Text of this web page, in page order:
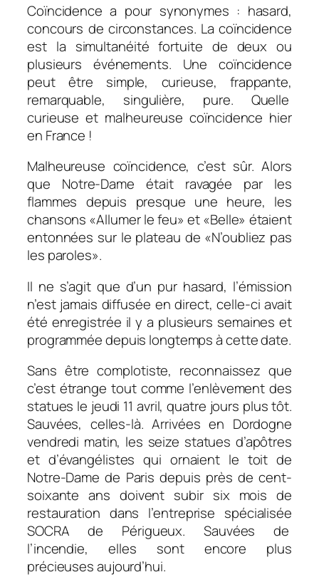
Coïncidence a pour synonymes : hasard,
concours de circonstances. La coïncidence
est la simultanéité fortuite de deux ou
plusieurs événements. Une coïncidence
peut être simple, curieuse, frappante,
remarquable, singulière, pure. Quelle
curieuse et malheureuse coïncidence hier
en France !
Malheureuse coïncidence, c’est sûr. Alors
que Notre-Dame était ravagée par les
flammes depuis presque une heure, les
chansons «Allumer le feu» et «Belle» étaient
entonnées sur le plateau de «N’oubliez pas
les paroles».
Il ne s’agit que d’un pur hasard, l’émission
n’est jamais diffusée en direct, celle-ci avait
été enregistrée il y a plusieurs semaines et
programmée depuis longtemps à cette date.
Sans être complotiste, reconnaissez que
c’est étrange tout comme l’enlèvement des
statues le jeudi 11 avril, quatre jours plus tôt.
Sauvées, celles-là. Arrivées en Dordogne
vendredi matin, les seize statues d’apôtres
et d’évangélistes qui ornaient le toit de
Notre-Dame de Paris depuis près de cent-
soixante ans doivent subir six mois de
restauration dans l’entreprise spécialisée
SOCRA de Périgueux. Sauvées de
l’incendie, elles sont encore plus
précieuses aujourd’hui.